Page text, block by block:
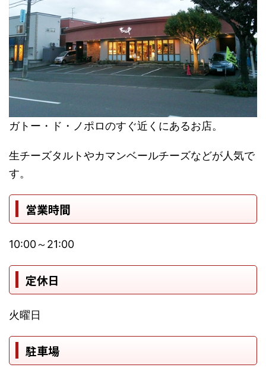
ガトー・ド・ノポロのすぐ近くにあるお店。
生チーズタルトやカマンベールチーズなどが人気で
す。
営業時間
10:00～21:00
定休日
火曜日
駐車場